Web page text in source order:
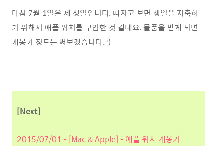
마침 7월 1일은 제 생일입니다. 따지고 보면 생일을 자축하
기 위해서 애플 워치를 구입한 것 같네요. 물품을 받게 되면
개봉기 정도는 써보겠습니다. :)
[Next]
2015/07/01 - [Mac & Apple] - 애플 워치 개봉기